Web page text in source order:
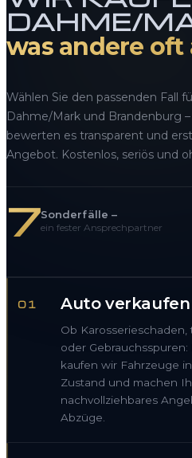
DAHME/
was andere oft
Wählen Sie den passenden Fall
Dahme/Mark und Brandenburg
bewerten es transparent und
Angebot. Kostenlos, seriös und
7Sonderfälle –
ein fester Ansprechpartner
01 Auto
Ob
oder
kaufen wir Fahrzeuge
Zustand und machen
nachvollziehbares
Abzüge.